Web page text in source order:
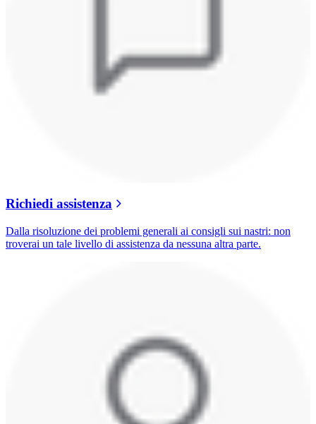
Richiedi assistenza
Dalla risoluzione dei problemi generali ai consigli sui nastri: non
troverai un tale livello di assistenza da nessuna altra parte.